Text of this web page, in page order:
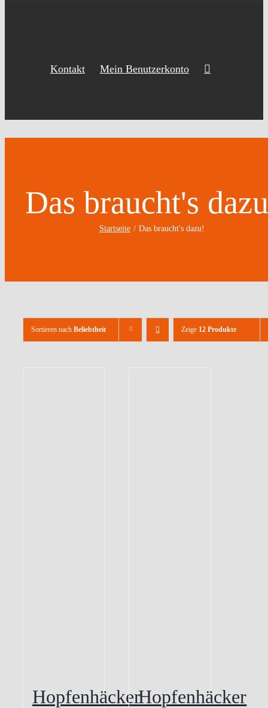
Kontakt Mein Benutzerkonto
Das braucht's
Startseite Das braucht's dazu!
Sortieren nach Beliebtheit Zeige 12 Produkte
HopfenhäckerHopfenhäcker